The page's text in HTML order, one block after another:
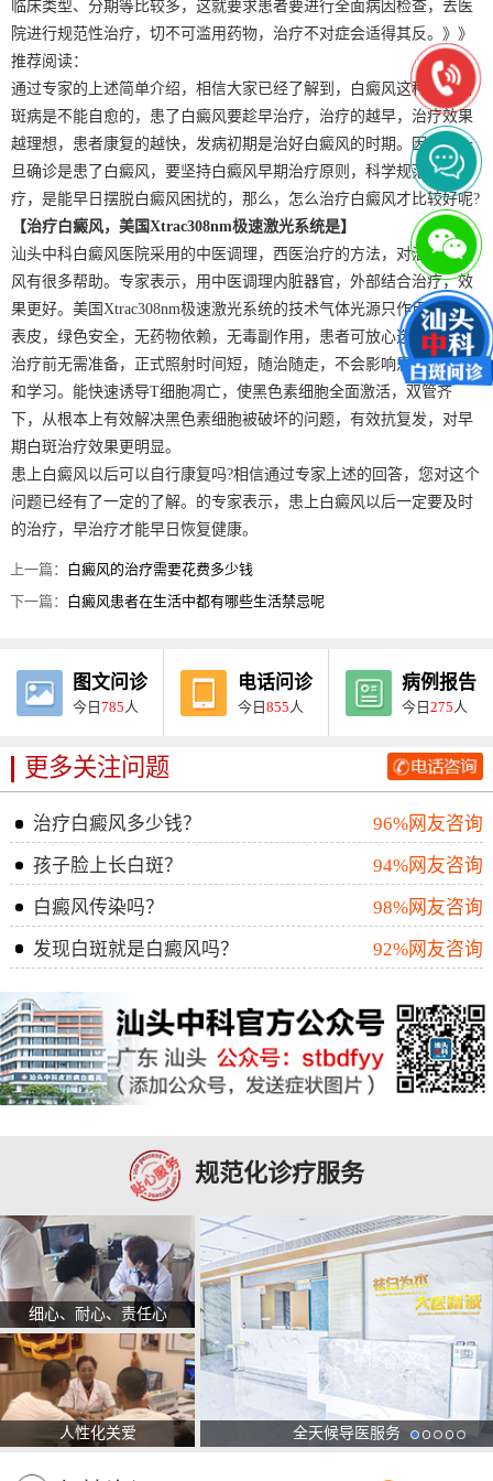
临床类型、分期等比较多，这就要求患者要进行全面病因检查，去医
院进行规范性治疗，切不可滥用药物，治疗不对症会适得其反。》》
推荐阅读：
通过专家的上述简单介绍，相信大家已经了解到，白癜风这种皮肤白
斑病是不能自愈的，患了白癜风要趁早治疗，治疗的越早，治疗效果
越理想，患者康复的越快，发病初期是治好白癜风的时期。因此，一
旦确诊是患了白癜风，要坚持白癜风早期治疗原则，科学规范的治
疗，是能早日摆脱白癜风困扰的，那么，怎么治疗白癜风才比较好呢?
【治疗白癜风，美国Xtrac308nm极速激光系统是】
汕头中科白癜风医院采用的中医调理，西医治疗的方法，对治疗白癜
风有很多帮助。专家表示，用中医调理内脏器官，外部结合治疗，效
果更好。美国Xtrac308nm极速激光系统的技术气体光源只作用于皮肤
表皮，绿色安全，无药物依赖，无毒副作用，患者可放心选用。照射
治疗前无需准备，正式照射时间短，随治随走，不会影响患者的工作
和学习。能快速诱导T细胞凋亡，使黑色素细胞全面激活，双管齐
下，从根本上有效解决黑色素细胞被破坏的问题，有效抗复发，对早
期白斑治疗效果更明显。
患上白癜风以后可以自行康复吗?相信通过专家上述的回答，您对这个
问题已经有了一定的了解。的专家表示，患上白癜风以后一定要及时
的治疗，早治疗才能早日恢复健康。
上一篇： 白癜风的治疗需要花费多少钱
下一篇： 白癜风患者在生活中都有哪些生活禁忌呢
图文问诊
今日785 人
电话问诊
今日855 人
病例报告
今日275 人
更多关注问题
治疗白癜风多少钱？
96%网友咨询
孩子脸上长白斑？
94%网友咨询
白癜风传染吗？
98%网友咨询
发现白斑就是白癜风吗？
92%网友咨询
规范化诊疗服务
细心、耐心、责任心
人性化关爱 全天候导医服务